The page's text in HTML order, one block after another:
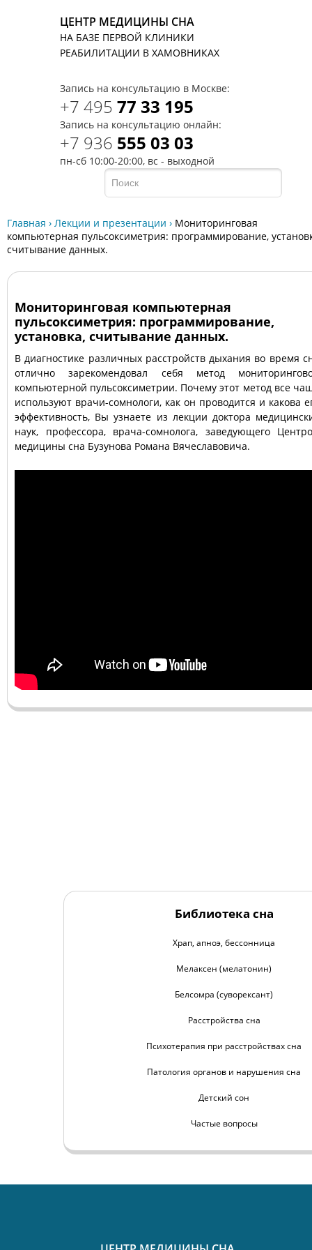
ЦЕНТР МЕДИЦИНЫ СНА
НА БАЗЕ ПЕРВОЙ КЛИНИКИ
РЕАБИЛИТАЦИИ В ХАМОВНИКАХ
Запись на консультацию в Москве:
+7 495 77 33 195
Запись на консультацию онлайн:
+7 936 555 03 03
пн-сб 10:00-20:00, вс - выходной
Главная › Лекции и презентации › Мониторинговая
компьютерная пульсоксиметрия: программирование,
считывание данных.
Мониторинговая компьютерная
пульсоксиметрия: программирование,
установка, считывание данных.
В диагностике различных расстройств дыхания во время
отлично зарекомендовал себя метод
компьютерной пульсоксиметрии. Почему этот метод все
используют врачи-сомнологи, как он проводится и какова
эффективность, Вы узнаете из лекции доктора
наук, профессора, врача-сомнолога, заведующего
медицины сна Бузунова Романа Вячеславовича.
Библиотека сна
Храп, апноэ, бессонница
Мелаксен (мелатонин)
Белсомра (суворексант)
Расстройства сна
Психотерапия при расстройствах сна
Патология органов и нарушения сна
Детский сон
Частые вопросы